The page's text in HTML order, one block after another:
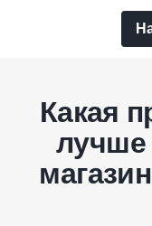
Какая
лучше